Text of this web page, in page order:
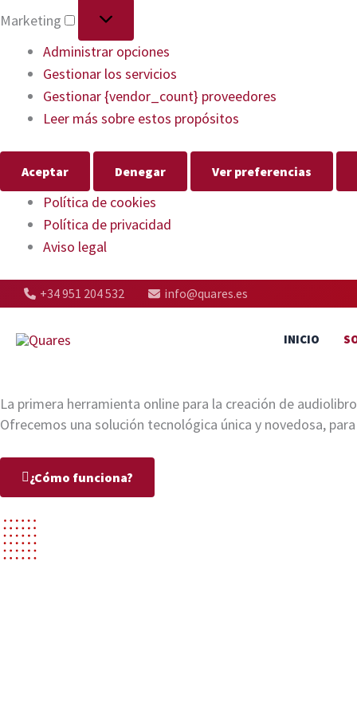
Marketing
Administrar opciones
Gestionar los servicios
Gestionar {vendor_count} proveedores
Leer más sobre estos propósitos
Aceptar Denegar Ver preferencias
Política de cookies
Política de privacidad
Aviso legal
+34 951 204 532 info@quares.es
INICIO
La primera herramienta online para la creación de
Ofrecemos una solución tecnológica única y novedosa,
¿Cómo funciona?